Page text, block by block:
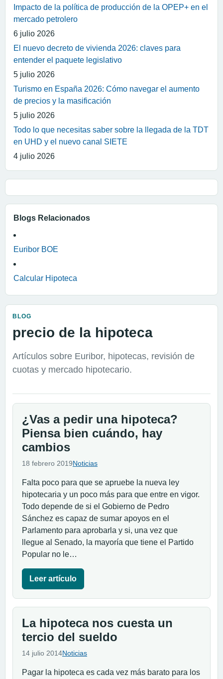
Impacto de la política de producción de la OPEP+ en el
mercado petrolero
6 julio 2026
El nuevo decreto de vivienda 2026: claves para
entender el paquete legislativo
5 julio 2026
Turismo en España 2026: Cómo navegar el aumento
de precios y la masificación
5 julio 2026
Todo lo que necesitas saber sobre la llegada de la TDT
en UHD y el nuevo canal SIETE
4 julio 2026
Blogs Relacionados
Euribor BOE
Calcular Hipoteca
BLOG
precio de la hipoteca
Artículos sobre Euribor, hipotecas, revisión de
cuotas y mercado hipotecario.
¿Vas a pedir una hipoteca?
Piensa bien cuándo, hay
cambios
18 febrero 2019Noticias
Falta poco para que se apruebe la nueva ley
hipotecaria y un poco más para que entre en vigor.
Todo depende de si el Gobierno de Pedro
Sánchez es capaz de sumar apoyos en el
Parlamento para aprobarla y si, una vez que
llegue al Senado, la mayoría que tiene el Partido
Popular no le…
Leer artículo
La hipoteca nos cuesta un
tercio del sueldo
14 julio 2014Noticias
Pagar la hipoteca es cada vez más barato para los